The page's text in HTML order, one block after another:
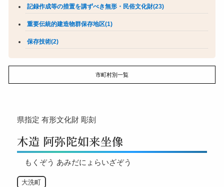
記録作成等の措置を講ずべき無形・民俗文化財(23)
重要伝統的建造物群保存地区(1)
保存技術(2)
市町村別一覧
県指定 有形文化財 彫刻
木造 阿弥陀如来坐像
もくぞう あみだにょらいざぞう
大洗町